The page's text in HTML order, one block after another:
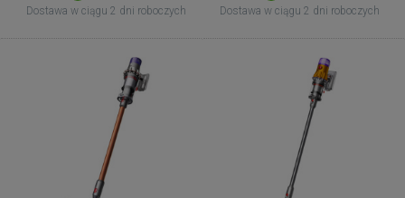
Dostawa w ciągu 2 dni roboczych
Dostawa w ciągu 2 dni roboczych